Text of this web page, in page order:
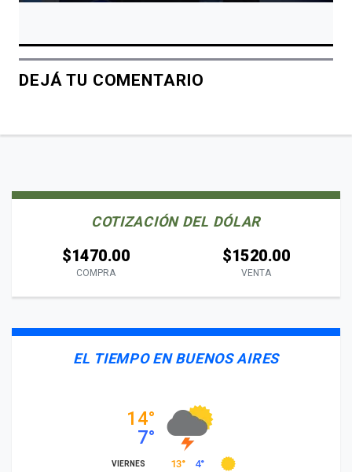
DEJÁ TU COMENTARIO
COTIZACIÓN DEL DÓLAR
$1470.00
COMPRA
$1520.00
VENTA
EL TIEMPO EN BUENOS AIRES